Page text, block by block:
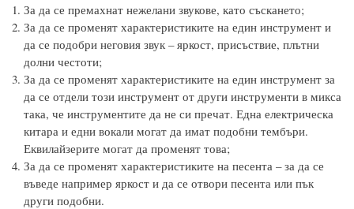
За да се премахнат нежелани звукове, като съскането;
За да се променят характеристиките на един инструмент и
да се подобри неговия звук – яркост, присъствие, плътни
долни честоти;
За да се променят характеристиките на един инструмент за
да се отдели този инструмент от други инструменти в микса
така, че инструментите да не си пречат. Една електрическа
китара и едни вокали могат да имат подобни тембъри.
Еквилайзерите могат да променят това;
За да се променят характеристиките на песента – за да се
въведе например яркост и да се отвори песента или пък
други подобни.